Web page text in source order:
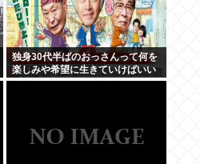
独身30代半ばのおっさんって何を
楽しみや希望に生きていけばいい
んだ？